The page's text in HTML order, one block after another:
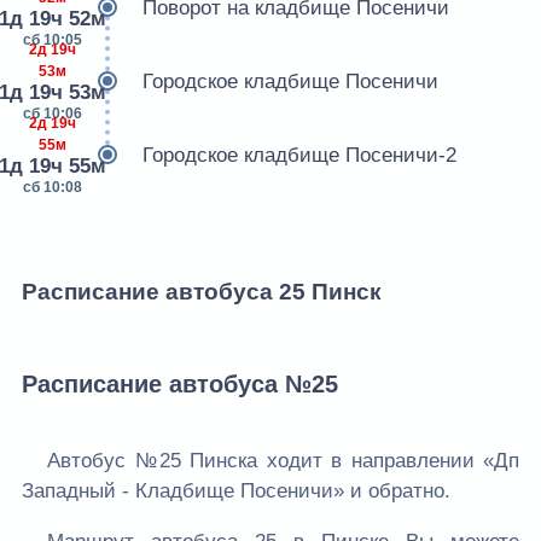
19ч 52м
сб 10:05
Поворот на кладбище Посеничи
2д 19ч
53м
19ч 53м
сб 10:06
Городское кладбище Посеничи
2д 19ч
55м
19ч 55м
сб 10:08
Городское кладбище Посеничи-2
Расписание автобуса 25 Пинск
Расписание автобуса №25
Автобус №25 Пинска ходит в направлении «Дп
Западный - Кладбище Посеничи» и обратно.